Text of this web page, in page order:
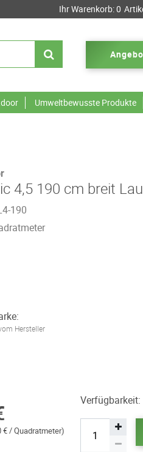
Ihr Warenkorb:0
Umweltbewusste Produkte
4,5 190 cm breit
190
Hersteller
€ / Quadratmeter)
Verfügbarkeit: